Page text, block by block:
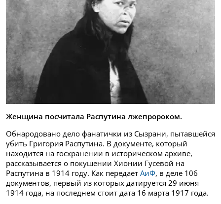
Женщина посчитала Распутина лжепророком.
Обнародовано дело фанатички из Сызрани, пытавшейся
убить Григория Распутина. В документе, который
находится на госхранении в историческом архиве,
рассказывается о покушении Хионии Гусевой на
Распутина в 1914 году. Как передает АиФ, в деле 106
документов, первый из которых датируется 29 июня
1914 года, на последнем стоит дата 16 марта 1917 года.